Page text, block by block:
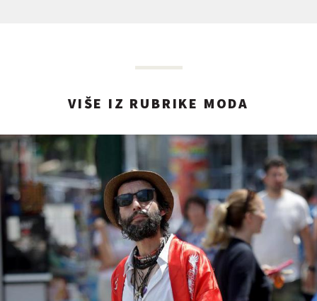
VIŠE IZ RUBRIKE MODA